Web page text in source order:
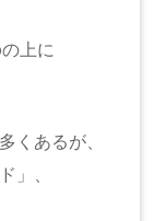
上に
くあるが、
」、